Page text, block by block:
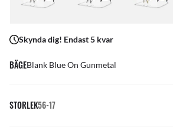
Skynda dig! Endast 5 kvar
BÄGEBlank Blue On Gunmetal
STORLEK56-17